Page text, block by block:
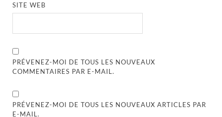
SITE WEB
PRÉVENEZ-MOI DE TOUS LES NOUVEAUX
COMMENTAIRES PAR E-MAIL.
PRÉVENEZ-MOI DE TOUS LES NOUVEAUX ARTICLES PAR
E-MAIL.